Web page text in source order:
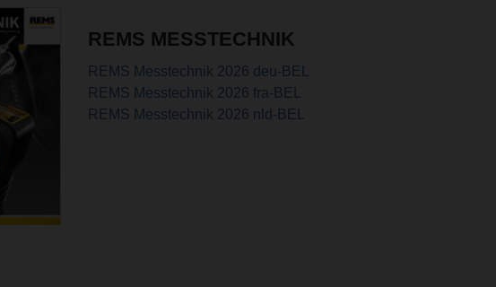
REMS MESSTECHNIK
REMS Messtechnik 2026 deu-BEL
REMS Messtechnik 2026 fra-BEL
REMS Messtechnik 2026 nld-BEL